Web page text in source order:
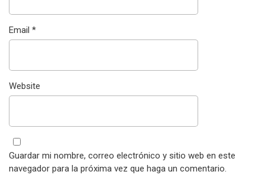
Email *
Website
Guardar mi nombre, correo electrónico y sitio web en este
navegador para la próxima vez que haga un comentario.